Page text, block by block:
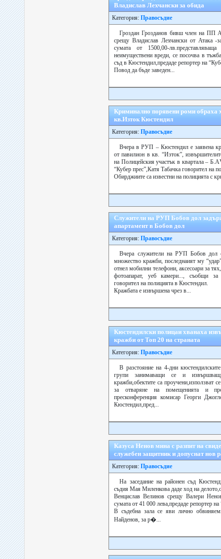
Владислав Лехчански за обида
Категория: Правосъдие
Гроздан Грозданов бивш член на ПП
срещу Владислав Лехчански от Атака -
сумата от 1500,00-
неимуществени вреди, се посочва в
съд в Кюстендил,предаде репортер на
Повод да бъде заведен...
Криминално порявени роми обраха
кв.Изток Кюстендил
Категория: Правосъдие
Вчера в РУП – Кюстендил е заявена
от павилион в кв. “Изток”,
на Полицейския участък в квартала –
“Кубер прес”,Катя Табачка говорител на
Обирджиите са известни на полицията с
Служители на РУП Бобов дол
апартамент в Бобов дол
Категория: Правосъдие
Вчера служители на РУП Бобов дол
множество кражби, последнаият му
отнел мобилни телефони, аксесоари за
фотоапарат, уеб камери..., съобщи за
говорител на полицията в Кюстендил.
Кражбата е извършена чрез в...
Кюстендилски полицаи хванаха
кражби от Топ 20 на страната
Категория: Правосъдие
В разстояние на 4-дни
групи занимаващи се и
кражби,обектите са проучени,използват
за отваряне на помещенията и
пресконференция комисар Георги
Кюстендил,пред...
Казуса Ненов мина с разпит на
служебен защитник и допуснат нов
Категория: Правосъдие
На заседание на районен съд
съдия Мая Миленкова даде ход на
Венцислав Велинов срещу Валери
сумата от 41 000 лева,предаде репортер на
В съдебна зала се яви лично
Найденов, за р�...